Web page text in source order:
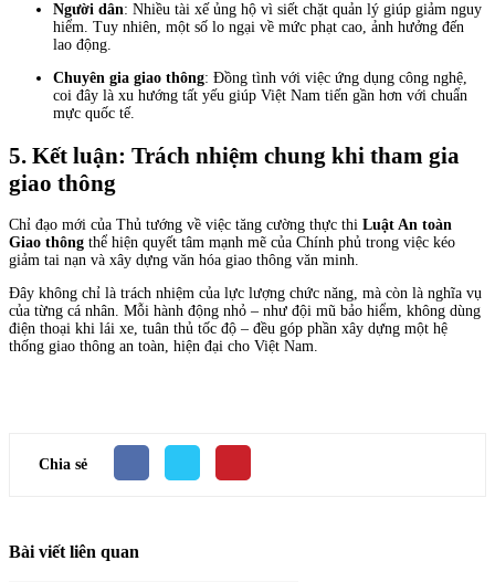
Người dân: Nhiều tài xế ủng hộ vì siết chặt quản lý giúp giảm nguy
hiểm. Tuy nhiên, một số lo ngại về mức phạt cao, ảnh hưởng đến
lao động.
Chuyên gia giao thông: Đồng tình với việc ứng dụng công nghệ,
coi đây là xu hướng tất yếu giúp Việt Nam tiến gần hơn với chuẩn
mực quốc tế.
5. Kết luận: Trách nhiệm chung khi tham gia
giao thông
Chỉ đạo mới của Thủ tướng về việc tăng cường thực thi Luật An toàn
Giao thông thể hiện quyết tâm mạnh mẽ của Chính phủ trong việc kéo
giảm tai nạn và xây dựng văn hóa giao thông văn minh.
Đây không chỉ là trách nhiệm của lực lượng chức năng, mà còn là nghĩa vụ
của từng cá nhân. Mỗi hành động nhỏ – như đội mũ bảo hiểm, không dùng
điện thoại khi lái xe, tuân thủ tốc độ – đều góp phần xây dựng một hệ
thống giao thông an toàn, hiện đại cho Việt Nam.
Chia sẻ
Bài viết liên quan